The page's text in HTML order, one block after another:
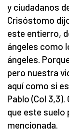
y ciudadanos
Crisóstomo
este entierro,
ángeles como
ángeles.
pero nuestra
aquí como si
Pablo (Col
que este suelo
mencionada.